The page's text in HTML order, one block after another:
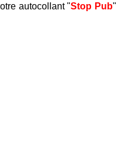
autocollant "Stop Pub"